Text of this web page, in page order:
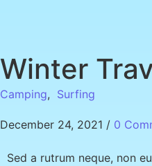
Winter
Camping, Surfing
December 24, 2021 / 0
Sed a rutrum neque, non